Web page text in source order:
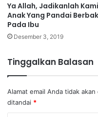
Ya Allah, Jadikanlah Kami
Anak Yang Pandai
Pada Ibu
Desember 3, 2019
Tinggalkan Balasan
Alamat email Anda tidak akan
ditandai *